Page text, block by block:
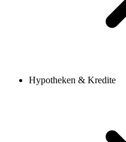
Hypotheken & Kredite